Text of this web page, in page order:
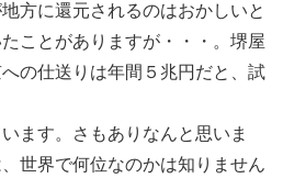
方に還元されるのはおかしいと
ことがありますが・・・。堺屋
の仕送りは年間５兆円だと、試
ます。さもありなんと思いま
世界で何位なのかは知りません